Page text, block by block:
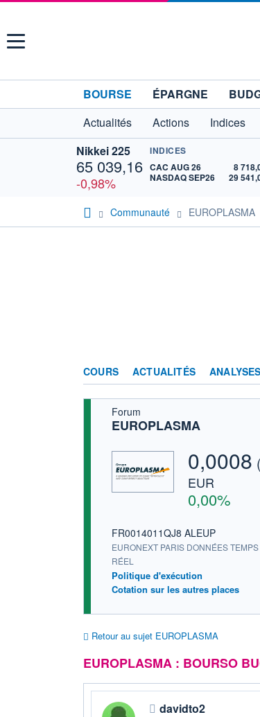
Menu
BOURSE ÉPARGNE
Actualités
Actions Indices
Nikkei 225
65 039,16
-0,98%
INDICES
CAC AUG 26
8
NASDAQ SEP26
29
Communauté EUROPLASMA
COURS ACTUALITÉS ANALYSES
Forum
EUROPLASMA
0,0008
EUR
0,00%
FR0014011QJ8 ALEUP
EURONEXT PARIS DONNÉES TEMPS
RÉEL
Politique d'exécution
Cotation sur les autres places
Retour au sujet EUROPLASMA
EUROPLASMA : BOURSO
davidto2